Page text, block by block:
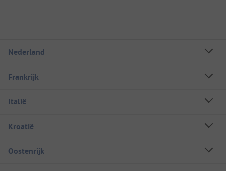
Nederland
Frankrijk
Italië
Kroatië
Oostenrijk